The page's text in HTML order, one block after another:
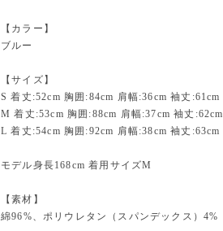
【カラー】
ブルー
【サイズ】
S 着丈:52cm 胸囲:84cm 肩幅:36cm 袖丈:61cm
M 着丈:53cm 胸囲:88cm 肩幅:37cm 袖丈:62cm
L 着丈:54cm 胸囲:92cm 肩幅:38cm 袖丈:63cm
モデル身長168cm 着用サイズM
【素材】
綿96%、ポリウレタン（スパンデックス）4%